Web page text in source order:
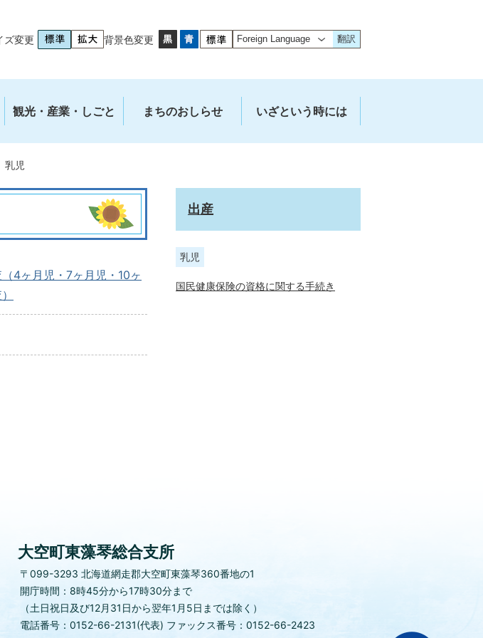
ズ変更 背景色変更 翻訳
観光・産業・しごと まちのおしらせ いざという時には
乳児
4ヶ月児・7ヶ月児・10ヶ
出産
乳児
国民健康保険の資格に関する手続き
大空町東藻琴総合支所
〒099-3293北海道網走郡大空町東藻琴360番地の1
開庁時間：8時45分から17時30分まで
（土日祝日及び12月31日から翌年1月5日までは除く）
電話番号：0152-66-2131(代表) ファックス番号：0152-66-2423